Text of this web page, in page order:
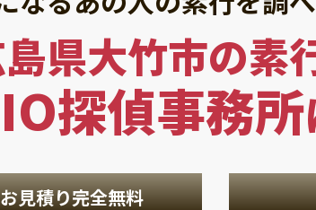
県大竹市の素
探偵事務所
見積り完全無料